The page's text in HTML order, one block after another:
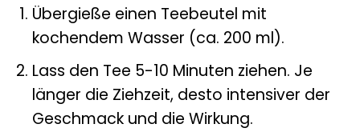
Übergieße einen Teebeutel mit
kochendem Wasser (ca. 200 ml).
Lass den Tee 5-10 Minuten ziehen. Je
länger die Ziehzeit, desto intensiver der
Geschmack und die Wirkung.